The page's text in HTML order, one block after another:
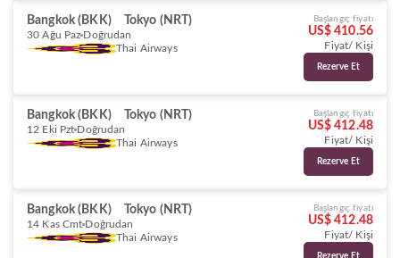
Bangkok (BKK) Tokyo (NRT)
30 Ağu Paz Doğrudan
Thai Airways
Başlangıç fiyatı
US$ 410.56
Fiyat/ Kişi
Rezerve Et
Bangkok (BKK) Tokyo (NRT)
12 Eki Pzt Doğrudan
Thai Airways
Başlangıç fiyatı
US$ 412.48
Fiyat/ Kişi
Rezerve Et
Bangkok (BKK) Tokyo (NRT)
14 Kas Cmt Doğrudan
Thai Airways
Başlangıç fiyatı
US$ 412.48
Fiyat/ Kişi
Rezerve Et